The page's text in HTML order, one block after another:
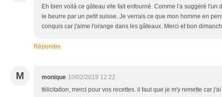
Eh bien voilà ce gâteau vite fait enfourné. Comme l'a suggéré l'un
le beurre par un petit suisse. Je verrais ce que mon homme en
conquis car j'aime l'orange dans les gâteaux. Merci et bon
Répondre
M monique 10/02/2019 12:22
félicitation, merci pour vos recettes. il faut que je m'y remette car